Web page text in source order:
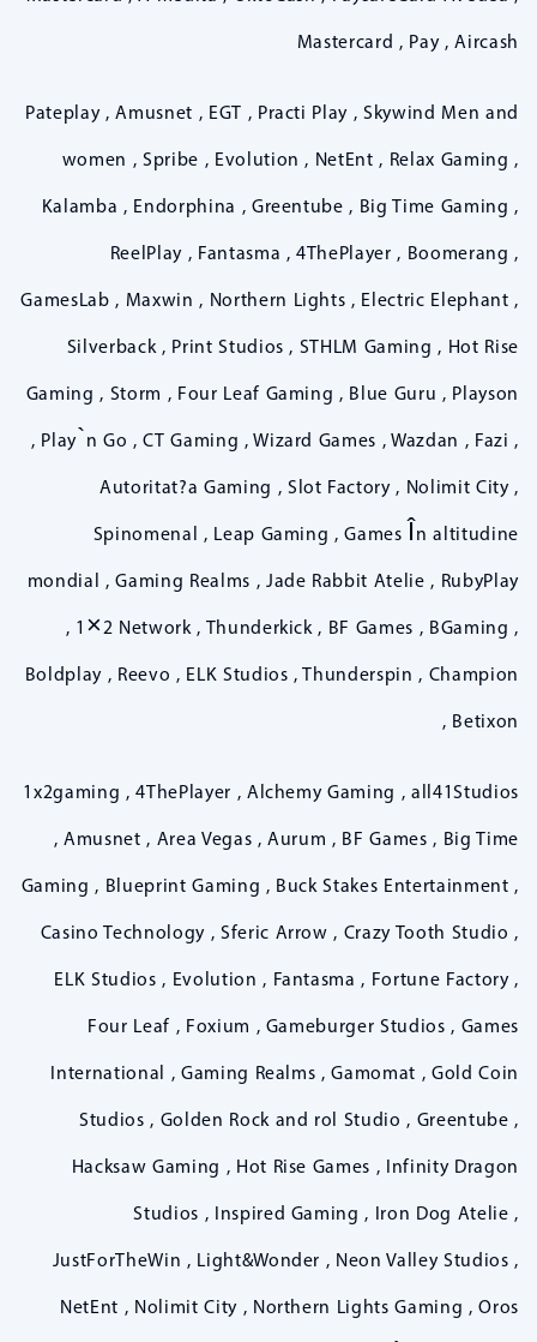
Mastercard , Pay , Aircash
Pateplay , Amusnet , EGT , Practi Play , Skywind Men and
women , Spribe , Evolution , NetEnt , Relax Gaming ,
Kalamba , Endorphina , Greentube , Big Time Gaming ,
ReelPlay , Fantasma , 4ThePlayer , Boomerang ,
GamesLab , Maxwin , Northern Lights , Electric Elephant ,
Silverback , Print Studios , STHLM Gaming , Hot Rise
Gaming , Storm , Four Leaf Gaming , Blue Guru , Playson
, Play`n Go , CT Gaming , Wizard Games , Wazdan , Fazi ,
Autoritat?a Gaming , Slot Factory , Nolimit City ,
Spinomenal , Leap Gaming , Games În altitudine
mondial , Gaming Realms , Jade Rabbit Atelie , RubyPlay
, 1×2 Network , Thunderkick , BF Games , BGaming ,
Boldplay , Reevo , ELK Studios , Thunderspin , Champion
, Betixon
1x2gaming , 4ThePlayer , Alchemy Gaming , all41Studios
, Amusnet , Area Vegas , Aurum , BF Games , Big Time
Gaming , Blueprint Gaming , Buck Stakes Entertainment ,
Casino Technology , Sferic Arrow , Crazy Tooth Studio ,
ELK Studios , Evolution , Fantasma , Fortune Factory ,
Four Leaf , Foxium , Gameburger Studios , Games
International , Gaming Realms , Gamomat , Gold Coin
Studios , Golden Rock and rol Studio , Greentube ,
Hacksaw Gaming , Hot Rise Games , Infinity Dragon
Studios , Inspired Gaming , Iron Dog Atelie ,
JustForTheWin , Light&Wonder , Neon Valley Studios ,
NetEnt , Nolimit City , Northern Lights Gaming , Oros